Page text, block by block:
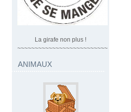
La girafe non plus !
~~~~~~~~~~~~~~~~~~~~~~~~~~
ANIMAUX